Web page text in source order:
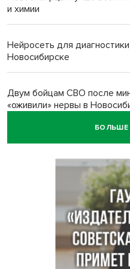
и химии
Нейросеть для
Новосибирске
Двум бойцам СВО после
«оживили» нервы в
БОЛЬШЕ